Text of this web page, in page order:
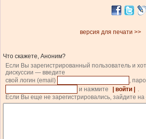
версия для печати >>
Что скажете, Аноним?
Если Вы зарегистрированный пользователь и
дискуссии — введите
свой логин (email)
,
и нажмите
| войти |
.
Если Вы еще не зарегистрировались, зайдите на